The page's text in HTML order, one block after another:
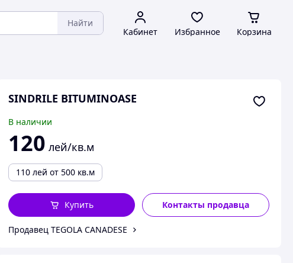
Найти
Кабинет Избранное Корзина
SINDRILE BITUMINOASE
В наличии
120 лей/кв.м
110 лей от 500 кв.м
Контакты продавца
Купить
Продавец TEGOLA CANADESE